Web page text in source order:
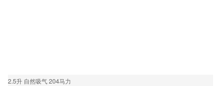
2.5升 自然吸气 204马力